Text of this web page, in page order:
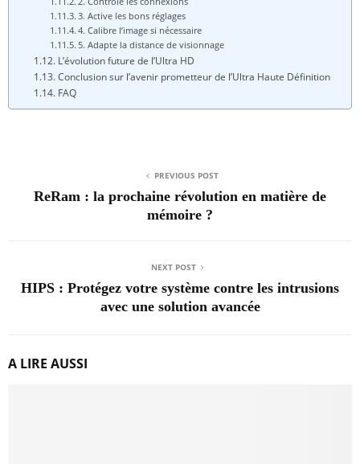
3. Active les bons réglages
4. Calibre l’image si nécessaire
5. Adapte la distance de visionnage
L’évolution future de l’Ultra HD
Conclusion sur l’avenir prometteur de l’Ultra Haute Définition
FAQ
PREVIOUS POST
ReRam : la prochaine révolution en matière de
mémoire ?
NEXT POST
HIPS : Protégez votre système contre les intrusions
avec une solution avancée
A LIRE AUSSI